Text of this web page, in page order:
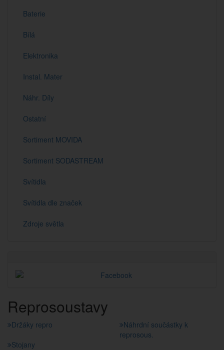
Baterie
Bílá
Elektronika
Instal. Mater
Náhr. Díly
Ostatní
Sortiment MOVIDA
Sortiment SODASTREAM
Svítidla
Svítidla dle značek
Zdroje světla
Reprosoustavy
Držáky repro
Náhrdní součástky k
reprosous.
Stojany